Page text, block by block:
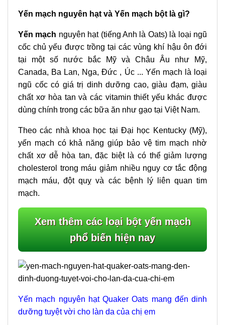
Yến mạch nguyên hạt và Yến mạch bột là gì?
Yến mạch nguyên hạt (tiếng Anh là Oats) là loại ngũ
cốc chủ yếu được trồng tại các vùng khí hậu ôn đới
tại một số nước bắc Mỹ và Châu Âu như Mỹ,
Canada, Ba Lan, Nga, Đức , Úc ... Yến mạch là loại
ngũ cốc có giá trị dinh dưỡng cao, giàu đạm, giàu
chất xơ hòa tan và các vitamin thiết yếu khác được
dùng chính trong các bữa ăn như gạo tại Việt Nam.
Theo các nhà khoa học tại Đại học Kentucky (Mỹ),
yến mạch có khả năng giúp bảo vệ tim mạch nhờ
chất xơ dễ hòa tan, đặc biệt là có thể giảm lượng
cholesterol trong máu giảm nhiều nguy cơ tắc động
mạch máu, đột quỵ và các bệnh lý liên quan tim
mạch.
Xem thêm các loại bột yến mạch
phổ biến hiện nay
Yến mạch nguyên hạt Quaker Oats mang đến dinh
dưỡng tuyệt vời cho làn da của chị em